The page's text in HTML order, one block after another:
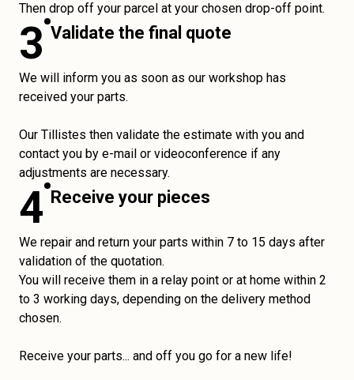
Then drop off your parcel at your chosen drop-off point.
3 Validate the final quote
We will inform you as soon as our workshop has
received your parts.
Our Tillistes then validate the estimate with you and
contact you by e-mail or videoconference if any
adjustments are necessary.
4 Receive your pieces
We repair and return your parts within 7 to 15 days after
validation of the quotation.
You will receive them in a relay point or at home within 2
to 3 working days, depending on the delivery method
chosen.
Receive your parts... and off you go for a new life!